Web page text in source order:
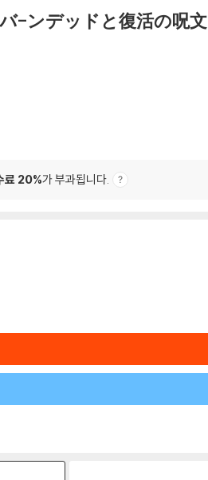
-ンデッドと復活の呪文
료 20%가 부과됩니다.